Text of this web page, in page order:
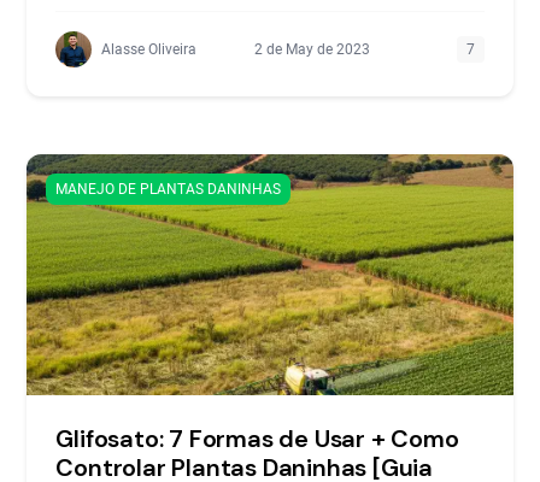
Alasse Oliveira 2 de May de 2023 7
MANEJO DE PLANTAS DANINHAS
Glifosato: 7 Formas de Usar + Como
Controlar Plantas Daninhas [Guia